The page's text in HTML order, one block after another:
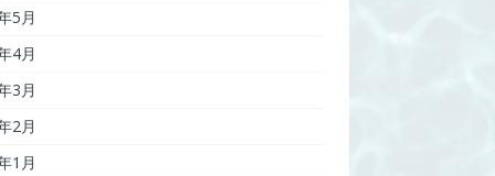
5月
4月
3月
2月
1月